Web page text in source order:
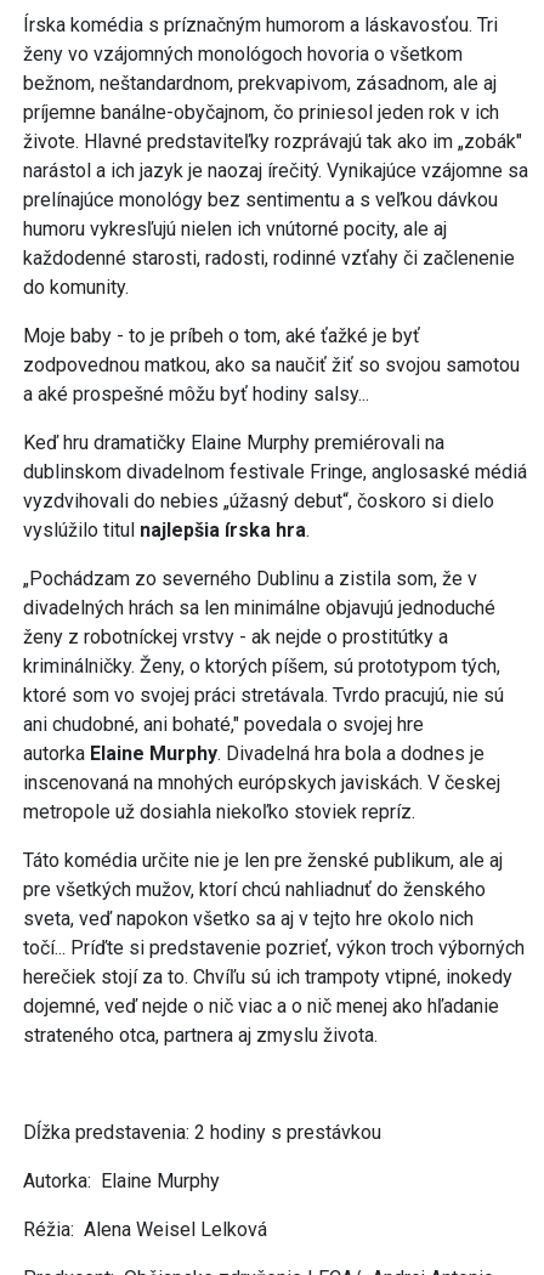
Írska komédia s príznačným humorom a láskavosťou. Tri
ženy vo vzájomných monológoch hovoria o všetkom
bežnom, neštandardnom, prekvapivom, zásadnom, ale aj
príjemne banálne-obyčajnom, čo priniesol jeden rok v ich
živote. Hlavné predstaviteľky rozprávajú tak ako im „zobák"
narástol a ich jazyk je naozaj írečitý. Vynikajúce vzájomne sa
prelínajúce monológy bez sentimentu a s veľkou dávkou
humoru vykresľujú nielen ich vnútorné pocity, ale aj
každodenné starosti, radosti, rodinné vzťahy či začlenenie
do komunity.
Moje baby - to je príbeh o tom, aké ťažké je byť
zodpovednou matkou, ako sa naučiť žiť so svojou samotou
a aké prospešné môžu byť hodiny salsy...
Keď hru dramatičky Elaine Murphy premiérovali na
dublinskom divadelnom festivale Fringe, anglosaské médiá
vyzdvihovali do nebies „úžasný debut“, čoskoro si dielo
vyslúžilo titul najlepšia írska hra.
„Pochádzam zo severného Dublinu a zistila som, že v
divadelných hrách sa len minimálne objavujú jednoduché
ženy z robotníckej vrstvy - ak nejde o prostitútky a
kriminálničky. Ženy, o ktorých píšem, sú prototypom tých,
ktoré som vo svojej práci stretávala. Tvrdo pracujú, nie sú
ani chudobné, ani bohaté," povedala o svojej hre
autorka Elaine Murphy. Divadelná hra bola a dodnes je
inscenovaná na mnohých európskych javiskách. V českej
metropole už dosiahla niekoľko stoviek repríz.
Táto komédia určite nie je len pre ženské publikum, ale aj
pre všetkých mužov, ktorí chcú nahliadnuť do ženského
sveta, veď napokon všetko sa aj v tejto hre okolo nich
točí... Príďte si predstavenie pozrieť, výkon troch výborných
herečiek stojí za to. Chvíľu sú ich trampoty vtipné, inokedy
dojemné, veď nejde o nič viac a o nič menej ako hľadanie
strateného otca, partnera aj zmyslu života.
Dĺžka predstavenia: 2 hodiny s prestávkou
Autorka: Elaine Murphy
Réžia: Alena Weisel Lelková